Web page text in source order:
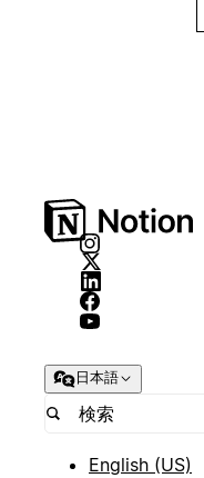
日本語
English (US)